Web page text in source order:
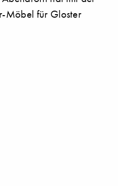
Möbel für Gloster